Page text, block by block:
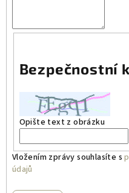
Bezpečnostní
Opište text z obrázku
Vložením zprávy souhlasíte s
údajů